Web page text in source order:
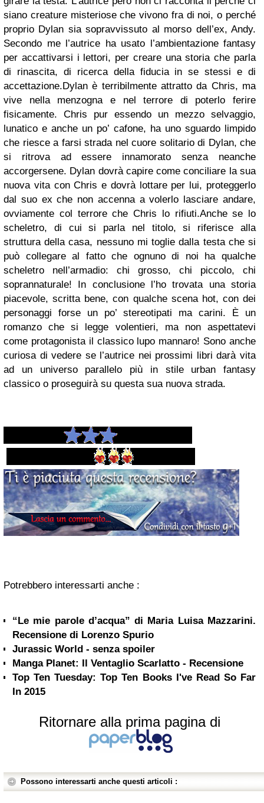
siano creature misteriose che vivono fra di noi, o perché
proprio Dylan sia sopravvissuto al morso dell’ex, Andy.
Secondo me l’autrice ha usato l’ambientazione fantasy
per accattivarsi i lettori, per creare una storia che parla
di rinascita, di ricerca della fiducia in se stessi e di
accettazione.Dylan è terribilmente attratto da Chris, ma
vive nella menzogna e nel terrore di poterlo ferire
fisicamente. Chris pur essendo un mezzo selvaggio,
lunatico e anche un po’ cafone, ha uno sguardo limpido
che riesce a farsi strada nel cuore solitario di Dylan, che
si ritrova ad essere innamorato senza neanche
accorgersene. Dylan dovrà capire come conciliare la sua
nuova vita con Chris e dovrà lottare per lui, proteggerlo
dal suo ex che non accenna a volerlo lasciare andare,
ovviamente col terrore che Chris lo rifiuti.Anche se lo
scheletro, di cui si parla nel titolo, si riferisce alla
struttura della casa, nessuno mi toglie dalla testa che si
può collegare al fatto che ognuno di noi ha qualche
scheletro nell’armadio: chi grosso, chi piccolo, chi
soprannaturale! In conclusione l’ho trovata una storia
piacevole, scritta bene, con qualche scena hot, con dei
personaggi forse un po’ stereotipati ma carini. È un
romanzo che si legge volentieri, ma non aspettatevi
come protagonista il classico lupo mannaro! Sono anche
curiosa di vedere se l’autrice nei prossimi libri darà vita
ad un universo parallelo più in stile urban fantasy
classico o proseguirà su questa sua nuova strada.
Potrebbero interessarti anche :
“Le mie parole d’acqua” di Maria Luisa Mazzarini.
Recensione di Lorenzo Spurio
Jurassic World - senza spoiler
Manga Planet: Il Ventaglio Scarlatto - Recensione
Top Ten Tuesday: Top Ten Books I've Read So Far
In 2015
Ritornare alla prima pagina di
Possono interessarti anche questi articoli :